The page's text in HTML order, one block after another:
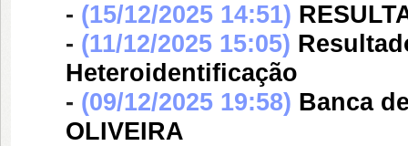
- (15/12/2025 14:51)
- (11/12/2025 15:05)
Heteroidentificação
- (09/12/2025 19:58) Banca
OLIVEIRA